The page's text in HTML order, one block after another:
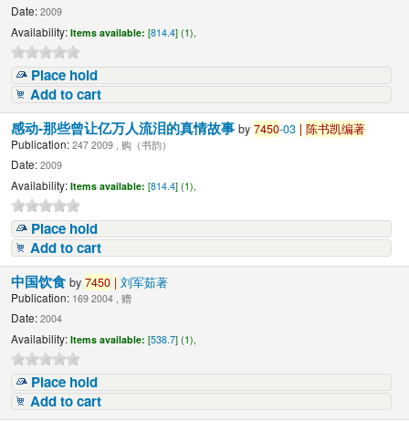
Date: 2009
Availability: Items available: [814.4] (1),
Place hold
Add to cart
感动-那些曾让亿万人流泪的真情故事by7450-03 | 陈书凯编著
Publication: 247 2009 , 购（书韵）
Date: 2009
Availability: Items available: [814.4] (1),
Place hold
Add to cart
中国饮食by7450 | 刘军茹著
Publication: 169 2004 , 赠
Date: 2004
Availability: Items available: [538.7] (1),
Place hold
Add to cart